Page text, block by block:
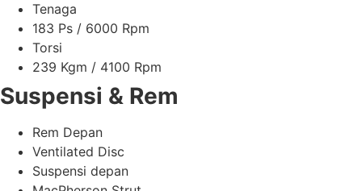
Tenaga
183 Ps / 6000 Rpm
Torsi
239 Kgm / 4100 Rpm
Suspensi & Rem
Rem Depan
Ventilated Disc
Suspensi depan